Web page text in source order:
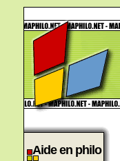
Aide en philo